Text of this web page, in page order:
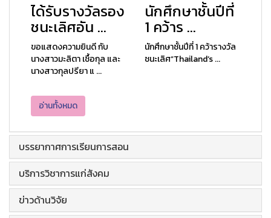
ได้รับรางวัลรอง
ชนะเลิศอัน ...
ขอแสดงความยินดี กับ
นางสาวมะลิตา เชื้อกุล และ
นางสาวกุลปรียา แ ...
นักศึกษาชั้นปีที่
1 คว้าร ...
นักศึกษาชั้นปีที่ 1 คว้ารางวัล
ชนะเลิศ“Thailand’s ...
อ่านทั้งหมด
บรรยากาศการเรียนการสอน
บริการวิชาการแก่สังคม
ข่าวด้านวิจัย